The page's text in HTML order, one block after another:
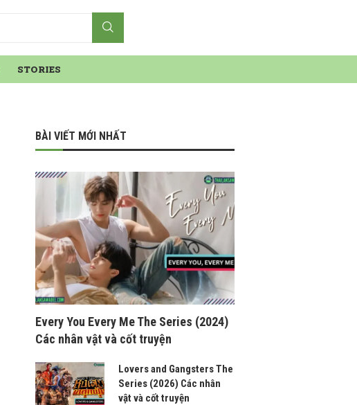
STORIES
BÀI VIẾT MỚI NHẤT
Every You Every Me The Series (2024)
Các nhân vật và cốt truyện
Lovers and Gangsters The
Series (2026) Các nhân
vật và cốt truyện